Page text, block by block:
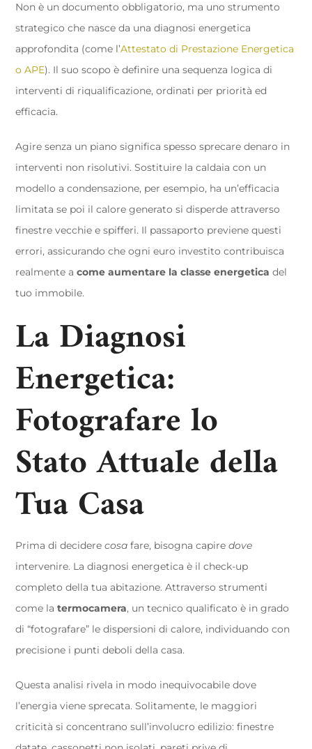
Non è un documento obbligatorio, ma uno strumento
strategico che nasce da una diagnosi energetica
approfondita (come l’Attestato di Prestazione Energetica
o APE). Il suo scopo è definire una sequenza logica di
interventi di riqualificazione, ordinati per priorità ed
efficacia.
Agire senza un piano significa spesso sprecare denaro in
interventi non risolutivi. Sostituire la caldaia con un
modello a condensazione, per esempio, ha un’efficacia
limitata se poi il calore generato si disperde attraverso
finestre vecchie e spifferi. Il passaporto previene questi
errori, assicurando che ogni euro investito contribuisca
realmente acome aumentare la classe energetica del
tuo immobile.
La Diagnosi
Energetica:
Fotografare lo
Stato Attuale della
Tua Casa
Prima di deciderecosa fare, bisogna capiredove
intervenire. La diagnosi energetica è il check-up
completo della tua abitazione. Attraverso strumenti
come latermocamera, un tecnico qualificato è in grado
di “fotografare” le dispersioni di calore, individuando con
precisione i punti deboli della casa.
Questa analisi rivela in modo inequivocabile dove
l’energia viene sprecata. Solitamente, le maggiori
criticità si concentrano sull’involucro edilizio: finestre